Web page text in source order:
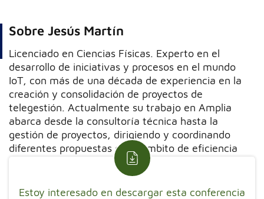
Sobre Jesús Martín
Licenciado en Ciencias Físicas. Experto en el
desarrollo de iniciativas y procesos en el mundo
IoT, con más de una década de experiencia en la
creación y consolidación de proyectos de
telegestión. Actualmente su trabajo en Amplia
abarca desde la consultoría técnica hasta la
gestión de proyectos, dirigiendo y coordinando
diferentes propuestas en el ámbito de eficiencia
energética y Smart Grid.
Estoy interesado en descargar esta conferencia